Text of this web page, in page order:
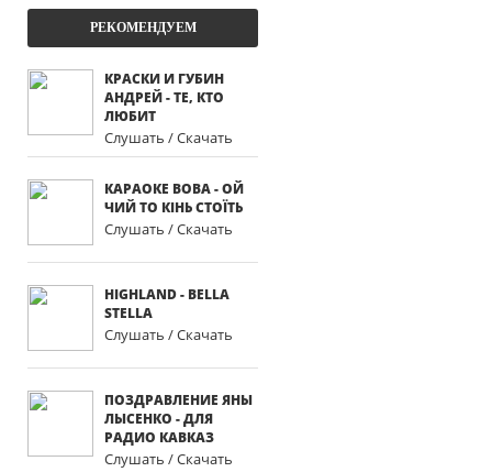
РЕКОМЕНДУЕМ
КРАСКИ И ГУБИН
АНДРЕЙ - ТЕ, КТО
ЛЮБИТ
Слушать / Скачать
КАРАОКЕ ВОВА - ОЙ
ЧИЙ ТО КІНЬ СТОЇТЬ
Слушать / Скачать
HIGHLAND - BELLA
STELLA
Слушать / Скачать
ПОЗДРАВЛЕНИЕ ЯНЫ
ЛЫСЕНКО - ДЛЯ
РАДИО КАВКАЗ
Слушать / Скачать